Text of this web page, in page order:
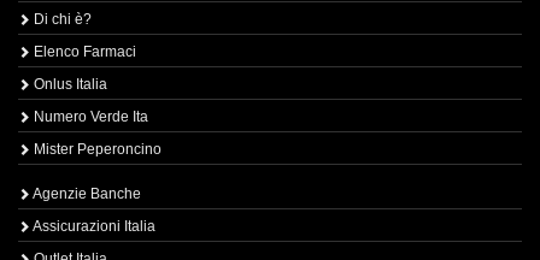
Di chi è?
Elenco Farmaci
Onlus Italia
Numero Verde Ita
Mister Peperoncino
Agenzie Banche
Assicurazioni Italia